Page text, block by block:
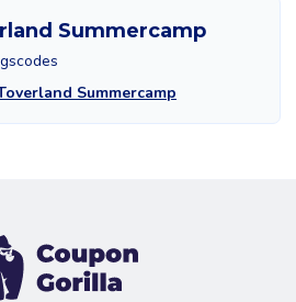
Summercamp
Summercamp